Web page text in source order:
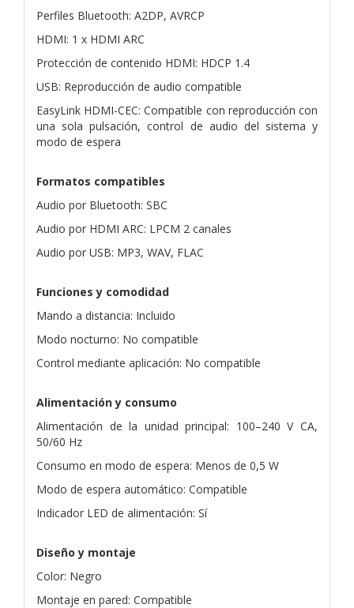
Perfiles Bluetooth: A2DP, AVRCP
HDMI: 1 x HDMI ARC
Protección de contenido HDMI: HDCP 1.4
USB: Reproducción de audio compatible
EasyLink HDMI-CEC: Compatible con reproducción con
una sola pulsación, control de audio del sistema y
modo de espera
Formatos compatibles
Audio por Bluetooth: SBC
Audio por HDMI ARC: LPCM 2 canales
Audio por USB: MP3, WAV, FLAC
Funciones y comodidad
Mando a distancia: Incluido
Modo nocturno: No compatible
Control mediante aplicación: No compatible
Alimentación y consumo
Alimentación de la unidad principal: 100–240 V CA,
50/60 Hz
Consumo en modo de espera: Menos de 0,5 W
Modo de espera automático: Compatible
Indicador LED de alimentación: Sí
Diseño y montaje
Color: Negro
Montaje en pared: Compatible